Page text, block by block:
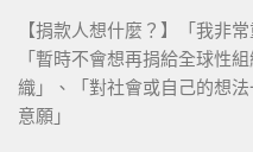
【捐款人想什麼？】「我非
「暫時不會想再捐給全球性
織」、「對社會或自己的想
意願」